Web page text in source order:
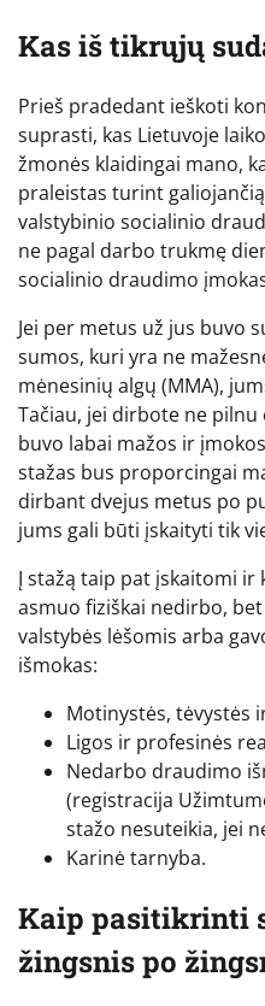
Kas iš tikrųjų
Prieš pradedant ieškoti
suprasti, kas Lietuvoje
žmonės klaidingai mano,
praleistas turint
valstybinio socialinio
ne pagal darbo trukmę
socialinio draudimo
Jei per metus už jus buvo
sumos, kuri yra ne
mėnesinių algų (MMA),
Tačiau, jei dirbote ne
buvo labai mažos ir
stažas bus proporcingai
dirbant dvejus metus po
jums gali būti įskaityti tik
Į stažą taip pat įskaitomi ir
asmuo fiziškai nedirbo,
valstybės lėšomis arba
išmokas:
Motinystės, tėvystės
Ligos ir profesinės
Nedarbo draudimo
(registracija
stažo nesuteikia, jei
Karinė tarnyba.
Kaip pasitikrinti
žingsnis po